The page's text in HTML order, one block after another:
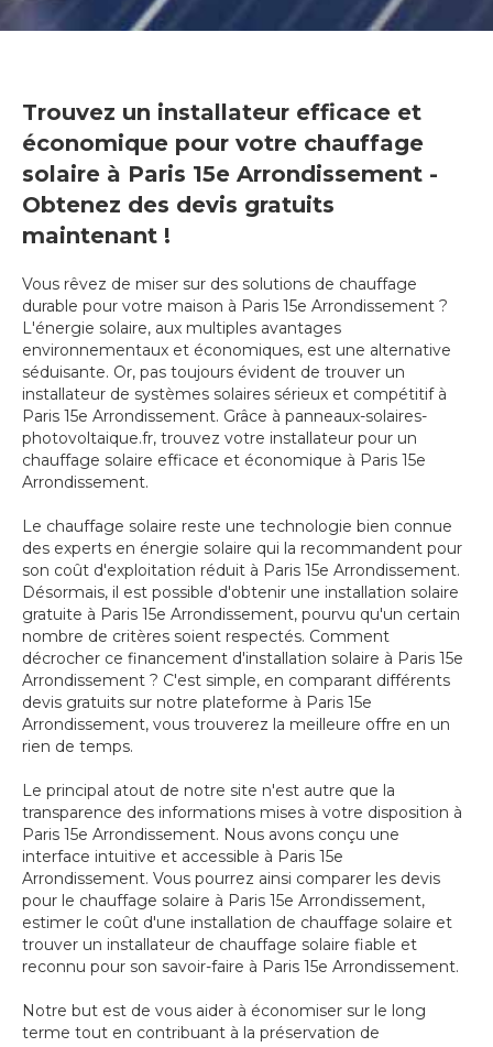
Trouvez un installateur efficace et
économique pour votre chauffage
solaire à Paris 15e Arrondissement -
Obtenez des devis gratuits
maintenant !
Vous rêvez de miser sur des solutions de chauffage
durable pour votre maison à Paris 15e Arrondissement ?
L'énergie solaire, aux multiples avantages
environnementaux et économiques, est une alternative
séduisante. Or, pas toujours évident de trouver un
installateur de systèmes solaires sérieux et compétitif à
Paris 15e Arrondissement. Grâce à panneaux-solaires-
photovoltaique.fr, trouvez votre installateur pour un
chauffage solaire efficace et économique à Paris 15e
Arrondissement.
Le chauffage solaire reste une technologie bien connue
des experts en énergie solaire qui la recommandent pour
son coût d'exploitation réduit à Paris 15e Arrondissement.
Désormais, il est possible d'obtenir une installation solaire
gratuite à Paris 15e Arrondissement, pourvu qu'un certain
nombre de critères soient respectés. Comment
décrocher ce financement d'installation solaire à Paris 15e
Arrondissement ? C'est simple, en comparant différents
devis gratuits sur notre plateforme à Paris 15e
Arrondissement, vous trouverez la meilleure offre en un
rien de temps.
Le principal atout de notre site n'est autre que la
transparence des informations mises à votre disposition à
Paris 15e Arrondissement. Nous avons conçu une
interface intuitive et accessible à Paris 15e
Arrondissement. Vous pourrez ainsi comparer les devis
pour le chauffage solaire à Paris 15e Arrondissement,
estimer le coût d'une installation de chauffage solaire et
trouver un installateur de chauffage solaire fiable et
reconnu pour son savoir-faire à Paris 15e Arrondissement.
Notre but est de vous aider à économiser sur le long
terme tout en contribuant à la préservation de